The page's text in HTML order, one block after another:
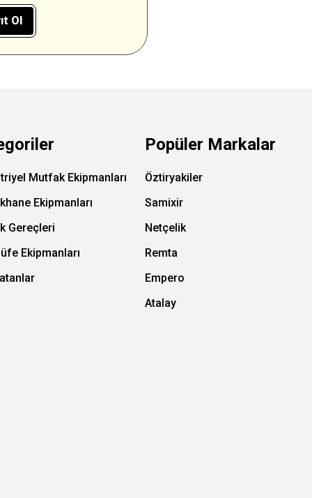
Ol
Mutfak Ekipmanları
Ekipmanları
Gereçleri
Ekipmanları
Popüler Markalar
Öztiryakiler
Samixir
Netçelik
Remta
Empero
Atalay